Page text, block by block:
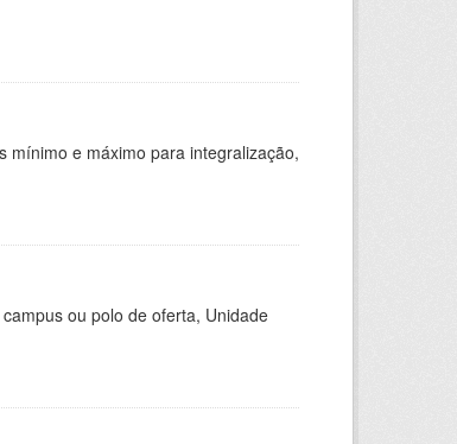
mínimo e máximo para integralização,
ou polo de oferta, Unidade